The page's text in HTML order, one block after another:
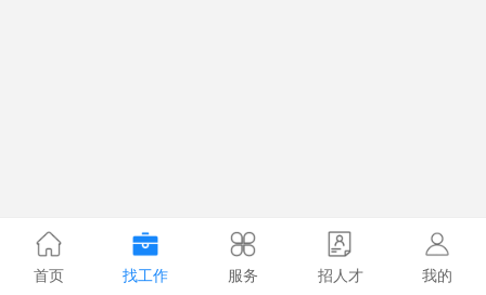
首页 找工作 服务 招人才 我的